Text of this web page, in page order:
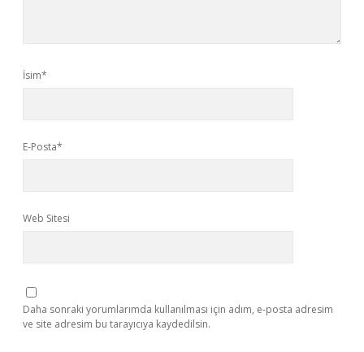
İsim*
E-Posta*
Web Sitesi
Daha sonraki yorumlarımda kullanılması için adım, e-posta adresim
ve site adresim bu tarayıcıya kaydedilsin.